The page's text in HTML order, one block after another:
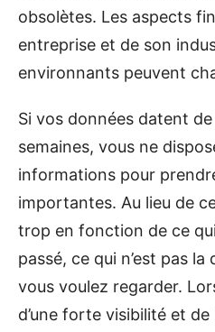
obsolètes. Les aspects
entreprise et de son
environnants peuvent
Si vos données datent
semaines, vous ne
informations pour
importantes. Au lieu de
trop en fonction de ce qui
passé, ce qui n’est pas
vous voulez regarder.
d’une forte visibilité et